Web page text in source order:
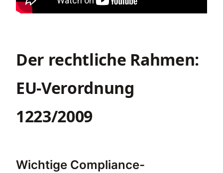
Der rechtliche Rahmen:
EU-Verordnung
1223/2009
Wichtige Compliance-